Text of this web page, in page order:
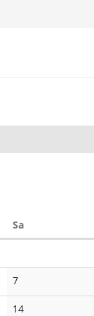
SaSamstag
7
14